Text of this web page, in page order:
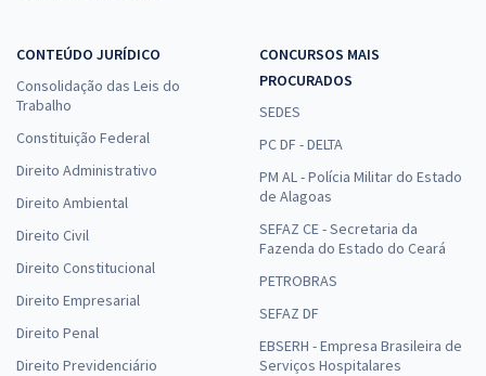
CONTEÚDO JURÍDICO
Consolidação das Leis do
Trabalho
Constituição Federal
Direito Administrativo
Direito Ambiental
Direito Civil
Direito Constitucional
Direito Empresarial
Direito Penal
Direito Previdenciário
CONCURSOS MAIS
PROCURADOS
SEDES
PC DF - DELTA
PM AL - Polícia Militar do Estado
de Alagoas
SEFAZ CE - Secretaria da
Fazenda do Estado do Ceará
PETROBRAS
SEFAZ DF
EBSERH - Empresa Brasileira de
Serviços Hospitalares